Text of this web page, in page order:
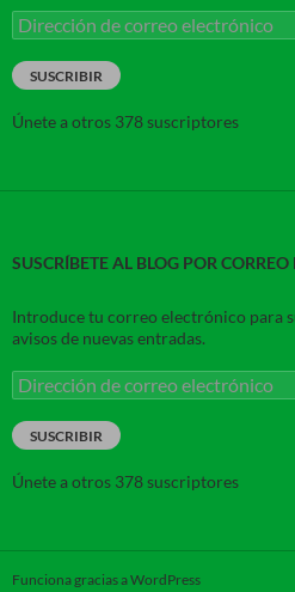
Dirección
de
correo
electrónico
SUSCRIBIR
Únete a otros 378 suscriptores
SUSCRÍBETE AL BLOG POR
Introduce tu correo electrónico para
avisos de nuevas entradas.
Dirección
de
correo
electrónico
SUSCRIBIR
Únete a otros 378 suscriptores
Funciona gracias a WordPress